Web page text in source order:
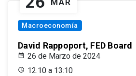
MAR
Macroeconomía
David Rappoport, FED Board
26 de Marzo de 2024
12:10 a 13:10